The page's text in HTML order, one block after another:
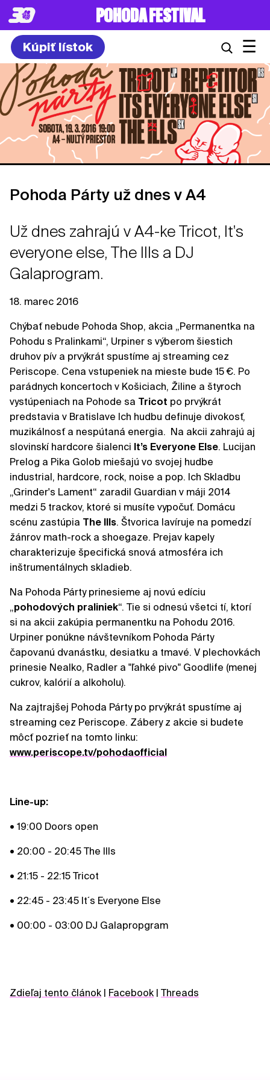
POHODA FESTIVAL
Kúpiť lístok ☰
Pohoda Párty už dnes v A4
Už dnes zahrajú v A4-ke Tricot, It's
everyone else, The Ills a DJ
Galaprogram.
18. marec 2016
Chýbať nebude Pohoda Shop, akcia „Permanentka na
Pohodu s Pralinkami“, Urpiner s výberom šiestich
druhov pív a prvýkrát spustíme aj streaming cez
Periscope. Cena vstupeniek na mieste bude 15 €. Po
parádnych koncertoch v Košiciach, Žiline a štyroch
vystúpeniach na Pohode sa Tricot po prvýkrát
predstavia v Bratislave Ich hudbu definuje divokosť,
muzikálnosť a nespútaná energia. Na akcii zahrajú aj
slovinskí hardcore šialenci It’s Everyone Else. Lucijan
Prelog a Pika Golob miešajú vo svojej hudbe
industrial, hardcore, rock, noise a pop. Ich Skladbu
„Grinder's Lament“ zaradil Guardian v máji 2014
medzi 5 trackov, ktoré si musíte vypočuť. Domácu
scénu zastúpia The Ills. Štvorica lavíruje na pomedzí
žánrov math-rock a shoegaze. Prejav kapely
charakterizuje špecifická snová atmosféra ich
inštrumentálnych skladieb.
Na Pohoda Párty prinesieme aj novú edíciu
„pohodových praliniek“. Tie si odnesú všetci tí, ktorí
si na akcii zakúpia permanentku na Pohodu 2016.
Urpiner ponúkne návštevníkom Pohoda Párty
čapovanú dvanástku, desiatku a tmavé. V plechovkách
prinesie Nealko, Radler a "ľahké pivo" Goodlife (menej
cukrov, kalórií a alkoholu).
Na zajtrajšej Pohoda Párty po prvýkrát spustíme aj
streaming cez Periscope. Zábery z akcie si budete
môcť pozrieť na tomto linku:
www.periscope.tv/pohodaofficial
Line-up:
• 19:00 Doors open
• 20:00 - 20:45 The Ills
• 21:15 - 22:15 Tricot
• 22:45 - 23:45 It´s Everyone Else
• 00:00 - 03:00 DJ Galapropgram
Zdieľaj tento článok | Facebook | Threads